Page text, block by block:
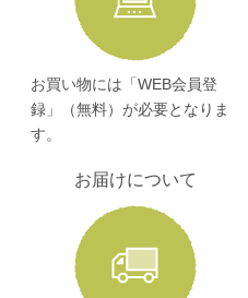
お買い物には「WEB会員登
録」（無料）が必要となりま
す。
お届けについて